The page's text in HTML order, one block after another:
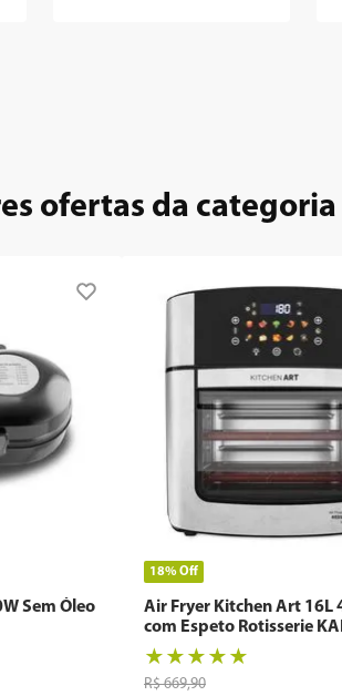
ofertas da categoria
Sem Óleo
18%Off
Air Fryer Kitchen Art 16L
com Espeto Rotisserie
★ ★ ★ ★ ★
R$ 669,90